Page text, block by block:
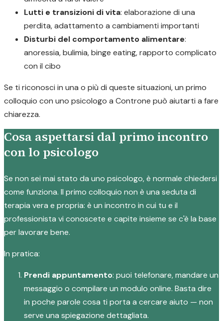
Lutti e transizioni di vita: elaborazione di una
perdita, adattamento a cambiamenti importanti
Disturbi del comportamento alimentare:
anoressia, bulimia, binge eating, rapporto complicato
con il cibo
Se ti riconosci in una o più di queste situazioni, un primo
colloquio con uno psicologo a Controne può aiutarti a fare
chiarezza.
Cosa aspettarsi dal primo incontro
con lo psicologo
Se non sei mai stato da uno psicologo, è normale chiedersi
come funziona. Il primo colloquio non è una seduta di
terapia vera e propria: è un incontro in cui tu e il
professionista vi conoscete e capite insieme se c'è la base
per lavorare bene.
In pratica:
Prendi appuntamento: puoi telefonare, mandare un
messaggio o compilare un modulo online. Basta dire
in poche parole cosa ti porta a cercare aiuto — non
serve una spiegazione dettagliata.